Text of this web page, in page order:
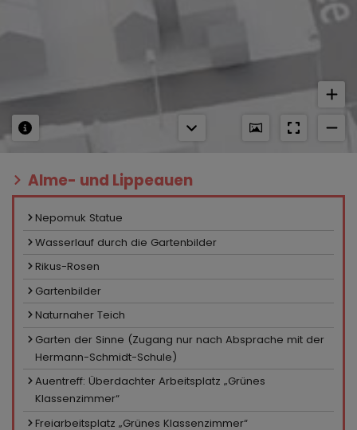
Alme- und Lippeauen
Nepomuk Statue
Wasserlauf durch die Gartenbilder
Rikus-Rosen
Gartenbilder
Naturnaher Teich
Garten der Sinne (Zugang nur nach Absprache mit der
Hermann-Schmidt-Schule)
Auentreff: Überdachter Arbeitsplatz „Grünes
Klassenzimmer“
Freiarbeitsplatz „Grünes Klassenzimmer“